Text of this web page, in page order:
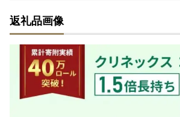
返礼品画像